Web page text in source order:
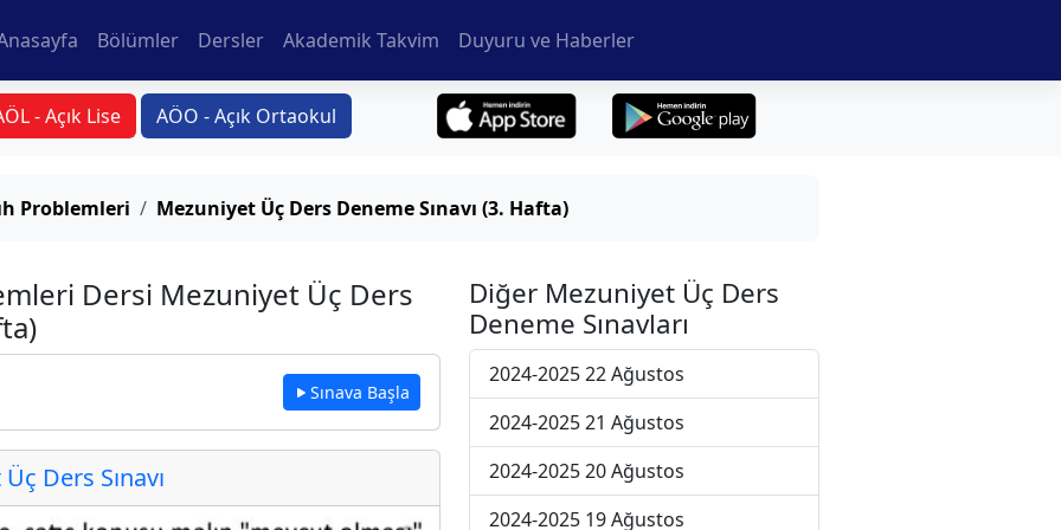
Bölümler Dersler Akademik Takvim Duyuru ve Haberler
- Açık Lise AÖO - Açık Ortaokul
Problemleri Mezuniyet Üç Ders Deneme Sınavı (3. Hafta)
Dersi Mezuniyet Üç Ders
Sınava Başla
Ders Sınavı
Diğer Mezuniyet Üç Ders
Deneme Sınavları
2024-2025 22 Ağustos
2024-2025 21 Ağustos
2024-2025 20 Ağustos
2024-2025 19 Ağustos